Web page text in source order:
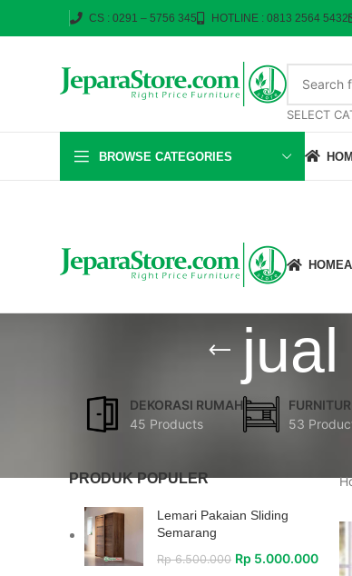
CS : 0291 – 5756 345 HOTLINE : 0813 2564 5432
SELECT
BROWSE CATEGORIES
HOME
DEKORASI RUMAH
45 Products
53
PRODUK POPULER
Lemari Pakaian Sliding
Semarang
Rp6.500.000 Rp 5.000.000